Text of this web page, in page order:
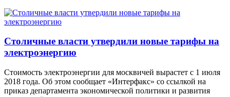
Столичные власти утвердили новые тарифы на
электроэнергию
Стоимость электроэнергии для москвичей вырастет с 1 июля
2018 года. Об этом сообщает «Интерфакс» со ссылкой на
приказ департамента экономической политики и развития